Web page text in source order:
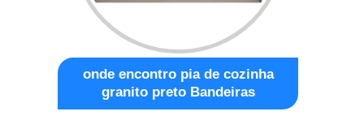
onde encontro pia de cozinha
granito preto Bandeiras